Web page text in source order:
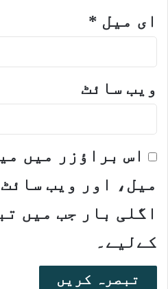
ای میل *
ویب‌ سائٹ
اس براؤزر میں
میل، اور ویب
اگلی بار جب میں
کےلیے۔